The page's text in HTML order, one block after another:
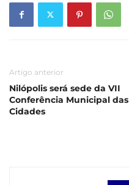
Artigo anterior
Nilópolis será sede da VII
Conferência Municipal das
Cidades